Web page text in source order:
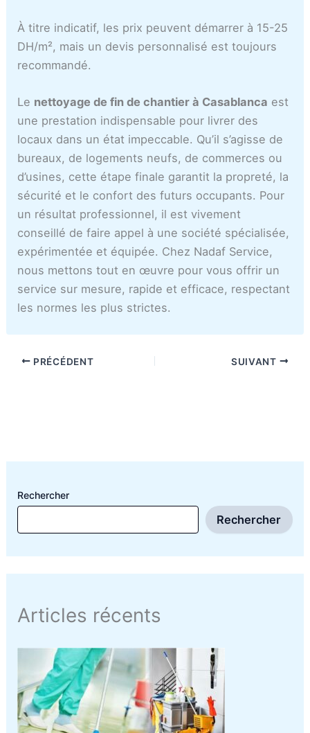
À titre indicatif, les prix peuvent démarrer à 15-25
DH/m², mais un devis personnalisé est toujours
recommandé.
Le nettoyage de fin de chantier à Casablanca est
une prestation indispensable pour livrer des
locaux dans un état impeccable. Qu’il s’agisse de
bureaux, de logements neufs, de commerces ou
d’usines, cette étape finale garantit la propreté, la
sécurité et le confort des futurs occupants. Pour
un résultat professionnel, il est vivement
conseillé de faire appel à une société spécialisée,
expérimentée et équipée. Chez Nadaf Service,
nous mettons tout en œuvre pour vous offrir un
service sur mesure, rapide et efficace, respectant
les normes les plus strictes.
PRÉCÉDENT SUIVANT
Rechercher
Rechercher
Articles récents